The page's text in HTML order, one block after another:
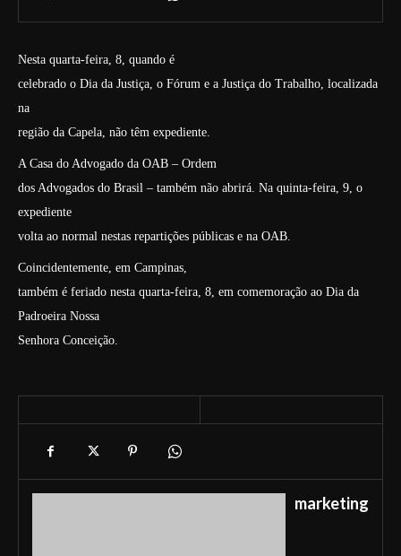
Nesta quarta-feira, 8, quando é
celebrado o Dia da Justiça, o Fórum e a Justiça do Trabalho, localizada
na
região da Capela, não têm expediente.
A Casa do Advogado da OAB – Ordem
dos Advogados do Brasil – também não abrirá. Na quinta-feira, 9, o
expediente
volta ao normal nestas repartições públicas e na OAB.
Coincidentemente, em Campinas,
também é feriado nesta quarta-feira, 8, em comemoração ao Dia da
Padroeira Nossa
Senhora Conceição.
marketing